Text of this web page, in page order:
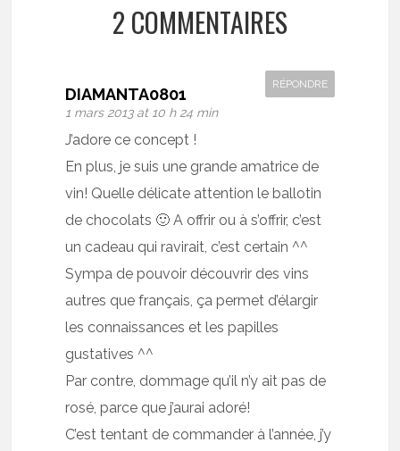
2 COMMENTAIRES
DIAMANTA0801
1 mars 2013 at 10 h 24 min
RÉPONDRE
J’adore ce concept !
En plus, je suis une grande amatrice de
vin! Quelle délicate attention le ballotin
de chocolats 🙂 A offrir ou à s’offrir, c’est
un cadeau qui ravirait, c’est certain ^^
Sympa de pouvoir découvrir des vins
autres que français, ça permet d’élargir
les connaissances et les papilles
gustatives ^^
Par contre, dommage qu’il n’y ait pas de
rosé, parce que j’aurai adoré!
C’est tentant de commander à l’année, j’y